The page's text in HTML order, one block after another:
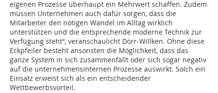
eigenen Prozesse überhaupt ein Mehrwert schaffen. Zudem
müssen Unternehmen auch dafür sorgen, dass die
Mitarbeiter den nötigen Wandel im Alltag wirklich
unterstützen und die entsprechende moderne Technik zur
Verfügung steht“, veranschaulicht Dörr-Willken. Ohne diese
Eckpfeiler besteht ansonsten die Möglichkeit, dass das
ganze System in sich zusammenfällt oder sich sogar negativ
auf die unternehmensinternen Prozesse auswirkt. Solch ein
Einsatz erweist sich als ein entscheidender
Wettbewerbsvorteil.